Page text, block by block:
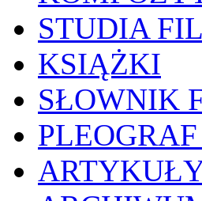
STUDIA
KSIĄŻKI
SŁOWNIK